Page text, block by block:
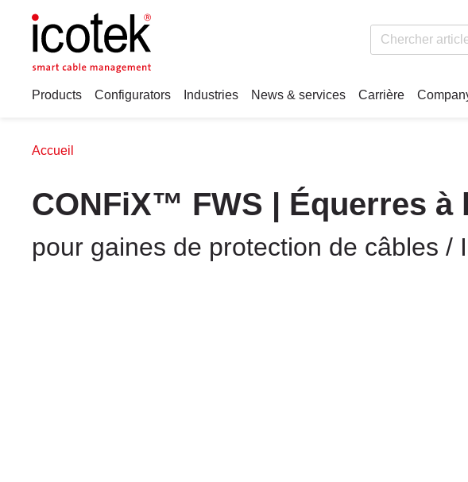
Products Configurators Industries News & services Carrière
Accueil
CONFiX™ FWS | Équerres à
pour gaines de protection de câbles /